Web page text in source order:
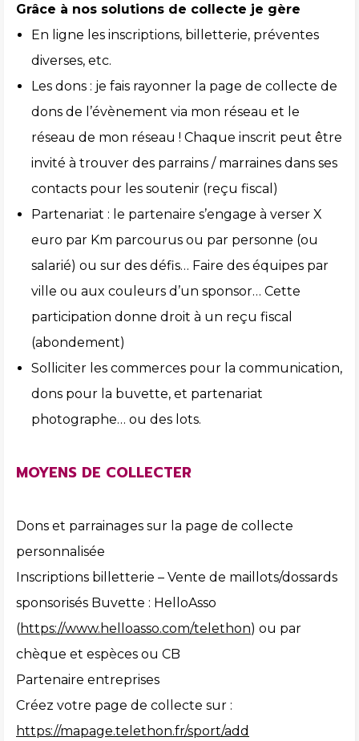
Grâce à nos solutions de collecte je gère
En ligne les inscriptions, billetterie, préventes
diverses, etc.
Les dons : je fais rayonner la page de collecte de
dons de l’évènement via mon réseau et le
réseau de mon réseau ! Chaque inscrit peut être
invité à trouver des parrains / marraines dans ses
contacts pour les soutenir (reçu fiscal)
Partenariat : le partenaire s’engage à verser X
euro par Km parcourus ou par personne (ou
salarié) ou sur des défis… Faire des équipes par
ville ou aux couleurs d’un sponsor… Cette
participation donne droit à un reçu fiscal
(abondement)
Solliciter les commerces pour la communication,
dons pour la buvette, et partenariat
photographe… ou des lots.
MOYENS DE COLLECTER
Dons et parrainages sur la page de collecte
personnalisée
Inscriptions billetterie – Vente de maillots/dossards
sponsorisés Buvette : HelloAsso
(https://www.helloasso.com/telethon) ou par
chèque et espèces ou CB
Partenaire entreprises
Créez votre page de collecte sur :
https://mapage.telethon.fr/sport/add